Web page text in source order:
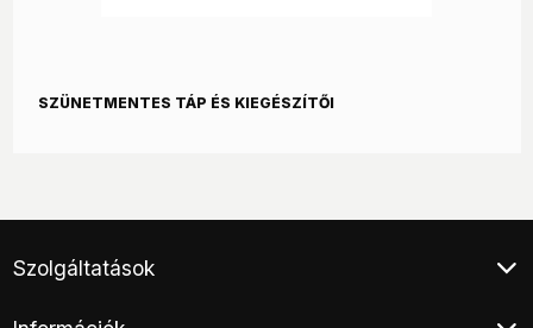
SZÜNETMENTES TÁP ÉS KIEGÉSZÍTŐI
Szolgáltatások